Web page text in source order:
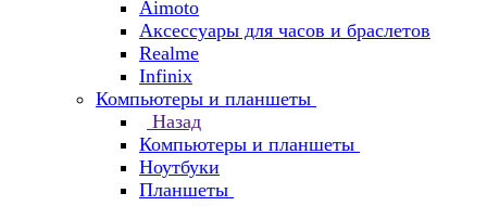
Aimoto
Аксессуары для часов и браслетов
Realme
Infinix
Компьютеры и планшеты
Назад
Компьютеры и планшеты
Ноутбуки
Планшеты